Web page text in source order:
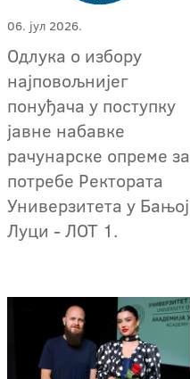
06. јул 2026.
Oдлука о избору
најповољнијег
понуђача у поступку
јавне набавке
рачунарске опреме за
потребе Ректората
Универзитета у Бањој
Луци - ЛОТ 1.